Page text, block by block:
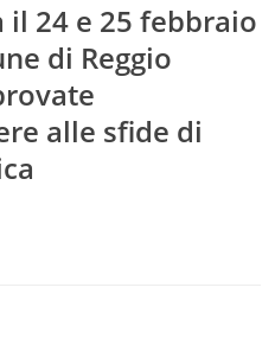
il 24 e 25 febbraio
di Reggio
alle sfide di